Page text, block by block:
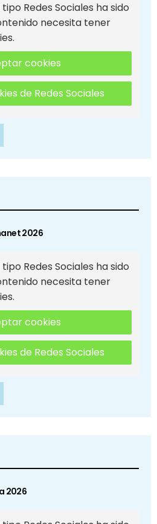
Redes Sociales ha sido
necesita tener
cookies
de Redes Sociales
2026
Redes Sociales ha sido
necesita tener
cookies
de Redes Sociales
2026